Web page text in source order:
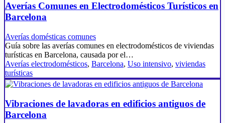
Averías Comunes en Electrodomésticos Turísticos en
Barcelona
Averías domésticas comunes
Guía sobre las averías comunes en electrodomésticos de viviendas
turísticas en Barcelona, causada por el…
Averías electrodomésticos, Barcelona, Uso intensivo, viviendas
turísticas
Vibraciones de lavadoras en edificios antiguos de
Barcelona